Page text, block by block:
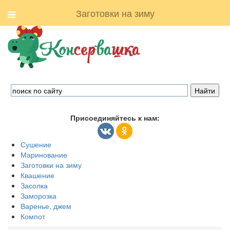
Заготовки на зиму
Присоединяйтесь к нам:
Сушение
Маринование
Заготовки на зиму
Квашение
Засолка
Заморозка
Варенье, джем
Компот